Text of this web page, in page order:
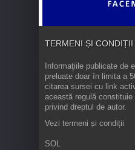
TERMENI ȘI CONDIȚII
Informaţiile publicate de
preluate doar în limita a
citarea sursei cu link
această regulă
privind dreptul de autor.
Vezi termeni și condiții
SOL